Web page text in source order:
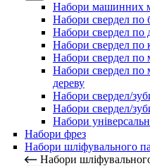
Набори машинних
Набори свердел по
Набори свердел по
Набори свердел по
Набори свердел по
Набори свердел по
дереву
Набори свердел/
Набори свердел/
Набори
Набори фрез
Набори шліфувального
Набори